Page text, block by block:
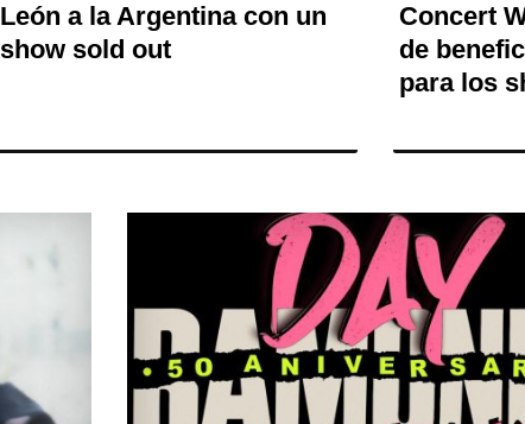
León a la Argentina con un
show sold out
Concert
de
para los